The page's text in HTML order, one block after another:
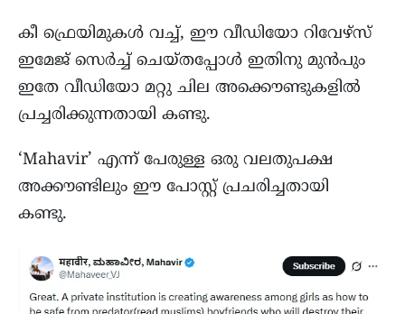
കീ ഫ്രെയിമുകള്‍ വച്ച്, ഈ വീഡിയോ റിവേഴ്സ്
ഇമേജ് സെര്‍ച്ച്‌ ചെയ്തപ്പോള്‍ ഇതിനു മുന്‍പും
ഇതേ വീഡിയോ മറ്റു ചില അക്കൌണ്ടുകളില്‍
പ്രച്ചരിക്കുന്നതായി കണ്ടു.
‘Mahavir’ എന്ന് പേരുള്ള ഒരു വലതുപക്ഷ
അക്കൗണ്ടിലും ഈ പോസ്റ്റ് പ്രചരിച്ചതായി
കണ്ടു.